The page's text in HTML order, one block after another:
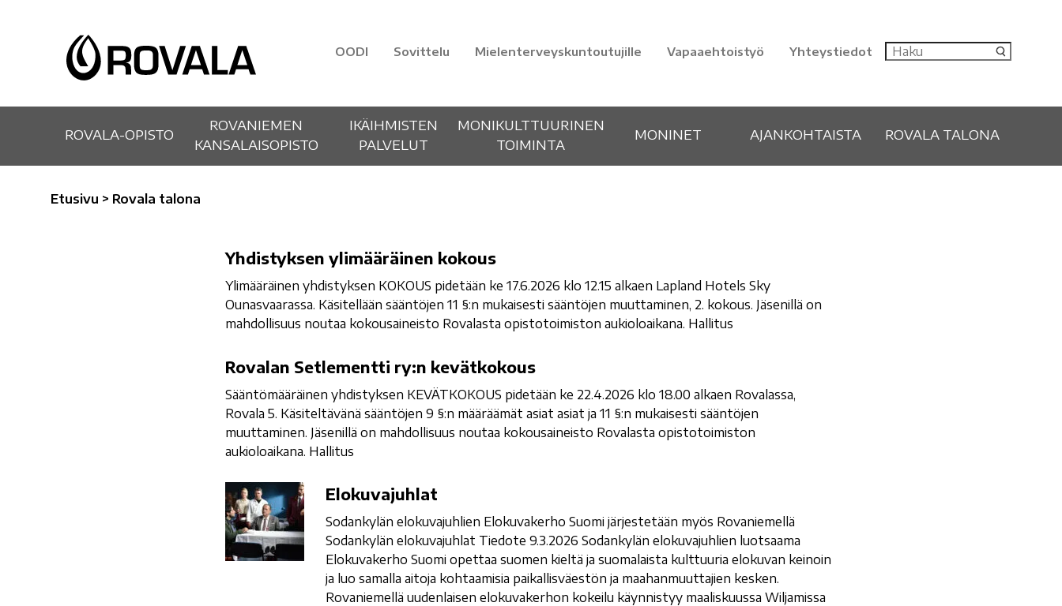
OODI Sovittelu Mielenterveyskuntoutujille Vapaaehtoistyö Yhteystiedot
ROVALA-OPISTO
ROVANIEMEN
KANSALAISOPISTO
IKÄIHMISTEN
PALVELUT
MONIKULTTUURINEN
TOIMINTA
MONINET AJANKOHTAISTA ROVALA TALONA
Etusivu > Rovala talona
Yhdistyksen
kokous
Yhdistyksen ylimääräinen kokous
Ylimääräinen yhdistyksen KOKOUS pidetään ke 17.6.2026 klo 12.15 alkaen Lapland Hotels Sky
Ounasvaarassa. Käsitellään sääntöjen 11 §:n mukaisesti sääntöjen muuttaminen, 2. kokous. Jäsenillä on
mahdollisuus noutaa kokousaineisto Rovalasta opistotoimiston aukioloaikana. Hallitus
Rovalan
ry:n
kevätkokous
Rovalan Setlementti ry:n kevätkokous
Sääntömääräinen yhdistyksen KEVÄTKOKOUS pidetään ke 22.4.2026 klo 18.00 alkaen Rovalassa,
Rovala 5. Käsiteltävänä sääntöjen 9 §:n määräämät asiat asiat ja 11 §:n mukaisesti sääntöjen
muuttaminen. Jäsenillä on mahdollisuus noutaa kokousaineisto Rovalasta opistotoimiston
aukioloaikana. Hallitus
Elokuvajuhlat Elokuvajuhlat
Sodankylän elokuvajuhlien Elokuvakerho Suomi järjestetään myös Rovaniemellä
Sodankylän elokuvajuhlat Tiedote 9.3.2026 Sodankylän elokuvajuhlien luotsaama
Elokuvakerho Suomi opettaa suomen kieltä ja suomalaista kulttuuria elokuvan keinoin
ja luo samalla aitoja kohtaamisia paikallisväestön ja maahanmuuttajien kesken.
Rovaniemellä uudenlaisen elokuvakerhon kokeilu käynnistyy maaliskuussa Wiljamissa